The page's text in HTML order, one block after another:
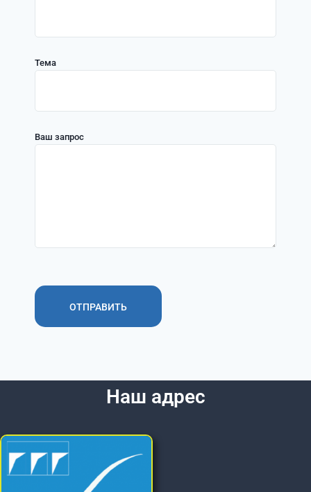
Тема
Ваш запрос
Наш адрес